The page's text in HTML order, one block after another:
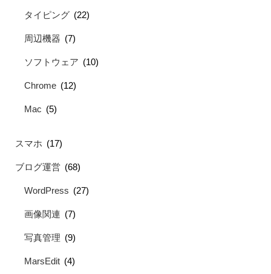
タイピング (22)
周辺機器 (7)
ソフトウェア (10)
Chrome (12)
Mac (5)
スマホ (17)
ブログ運営 (68)
WordPress (27)
画像関連 (7)
写真管理 (9)
MarsEdit (4)